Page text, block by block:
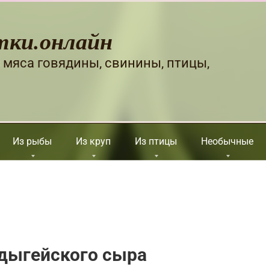
мяса говядины, свинины, птицы,
Из рыбы Из круп Из птицы Необычные
сыра